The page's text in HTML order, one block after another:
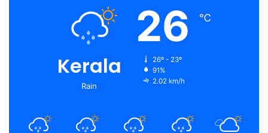
Kerala
Rain
26 ℃
26º - 23º
91%
2.02 km/h